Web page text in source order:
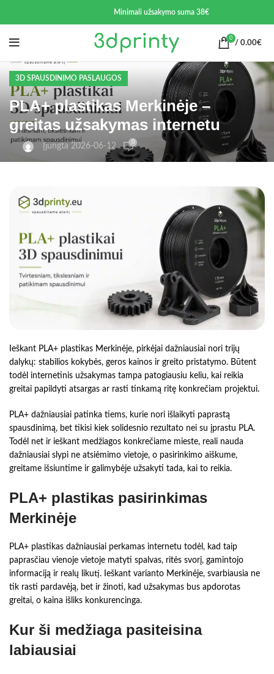
Minimali užsakymo suma 38€
0
/ 0.00€
3D SPAUSDINIMO PASLAUGOS
PLA+ plastikas Merkinėje –
greitas užsakymas internetu
Įjungta 2026-06-12 0
Ieškant PLA+ plastikas Merkinėje, pirkėjai dažniausiai nori trijų
dalykų: stabilios kokybės, geros kainos ir greito pristatymo. Būtent
todėl internetinis užsakymas tampa patogiausiu keliu, kai reikia
greitai papildyti atsargas ar rasti tinkamą ritę konkrečiam projektui.
PLA+ dažniausiai patinka tiems, kurie nori išlaikyti paprastą
spausdinimą, bet tikisi kiek solidesnio rezultato nei su įprastu PLA.
Todėl net ir ieškant medžiagos konkrečiame mieste, reali nauda
dažniausiai slypi ne atsiėmimo vietoje, o pasirinkimo aiškume,
greitame išsiuntime ir galimybėje užsakyti tada, kai to reikia.
PLA+ plastikas pasirinkimas
Merkinėje
PLA+ plastikas dažniausiai perkamas internetu todėl, kad taip
paprasčiau vienoje vietoje matyti spalvas, ritės svorį, gamintojo
informaciją ir realų likutį. Ieškant varianto Merkinėje, svarbiausia ne
tik rasti pardavėją, bet ir žinoti, kad užsakymas bus apdorotas
greitai, o kaina išliks konkurencinga.
Kur ši medžiaga pasiteisina
labiausiai